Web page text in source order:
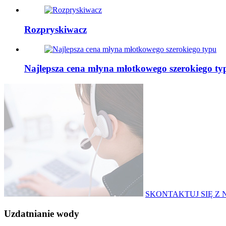
Rozpryskiwacz
Najlepsza cena młyna młotkowego szerokiego
SKONTAKTUJ SIĘ Z
Uzdatnianie wody